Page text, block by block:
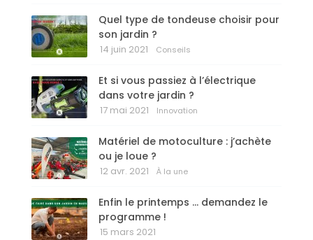
Quel type de tondeuse choisir pour
son jardin ?
14 juin 2021 Conseils
Et si vous passiez à l’électrique
dans votre jardin ?
17 mai 2021 Innovation
Matériel de motoculture : j’achète
ou je loue ?
12 avr. 2021 À la une
Enfin le printemps … demandez le
programme !
15 mars 2021